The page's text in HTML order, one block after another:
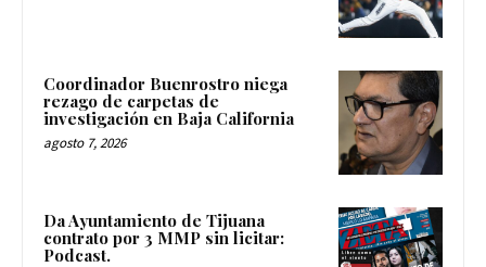
Coordinador Buenrostro niega
rezago de carpetas de
investigación en Baja California
agosto 7, 2026
Da Ayuntamiento de Tijuana
contrato por 3 MMP sin licitar:
Podcast.